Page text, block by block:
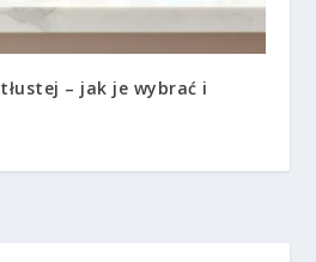
– jak je wybrać i